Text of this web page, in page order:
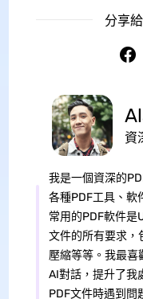
分享
資
我是一個資深的
各種PDF工具、軟
常用的PDF軟件是
文件的所有要求，
壓縮等等。我最喜
AI對話，提升了我
PDF文件時遇到問